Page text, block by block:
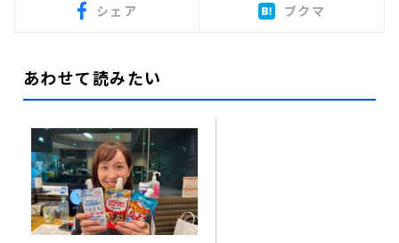
シェア ブクマ
あわせて読みたい